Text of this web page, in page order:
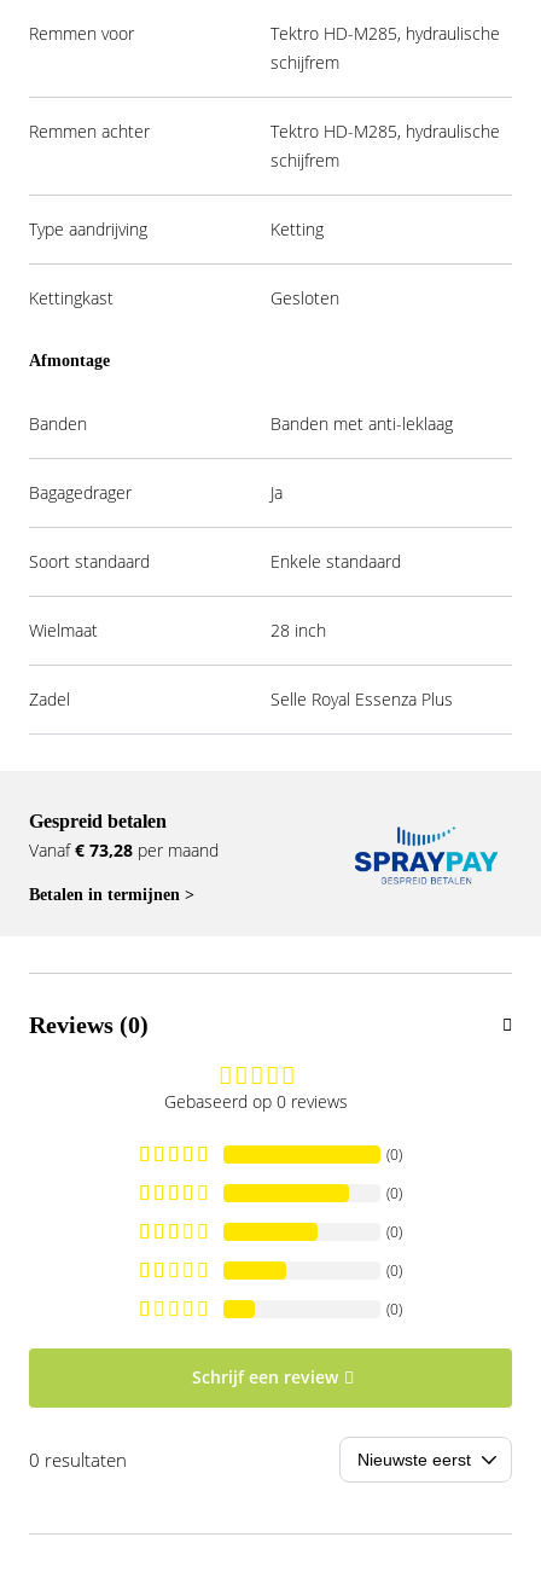
Remmen voor
Tektro HD-M285, hydraulische
schijfrem
Remmen achter
Tektro HD-M285, hydraulische
schijfrem
Type aandrijving Ketting
Kettingkast Gesloten
Afmontage
Banden Banden met anti-leklaag
Bagagedrager Ja
Soort standaard Enkele standaard
Wielmaat 28 inch
Zadel Selle Royal Essenza Plus
Gespreid betalen
Vanaf€ 73,28 per maand
Betalen in termijnen >
Reviews (0)
Gebaseerd op 0 reviews
(0)
(0)
(0)
(0)
(0)
Schrijf een review
0 resultaten